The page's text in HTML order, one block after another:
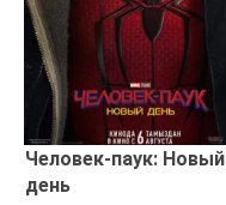
Человек-паук: Новый
день